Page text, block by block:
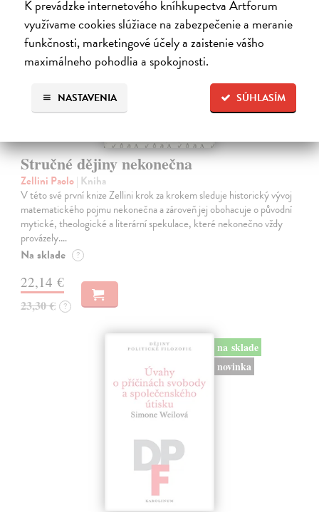
K prevádzke internetového kníhkupectva Artforum
využívame cookies slúžiace na zabezpečenie a meranie
funkčnosti, marketingové účely a zaistenie vášho
maximálneho pohodlia a spokojnosti.
SÚHLASÍM
NASTAVENIA
novinka
Stručné dějiny nekonečna
Zellini Paolo| Kniha
V této své první knize Zellini krok za krokem sleduje historický vývoj
matematického pojmu nekonečna a zároveň jej obohacuje o původní
mytické, theologické a literární spekulace, které nekonečno vždy
provázely.…
Na sklade ?
22,14 €
23,30 € ?
na sklade
novinka